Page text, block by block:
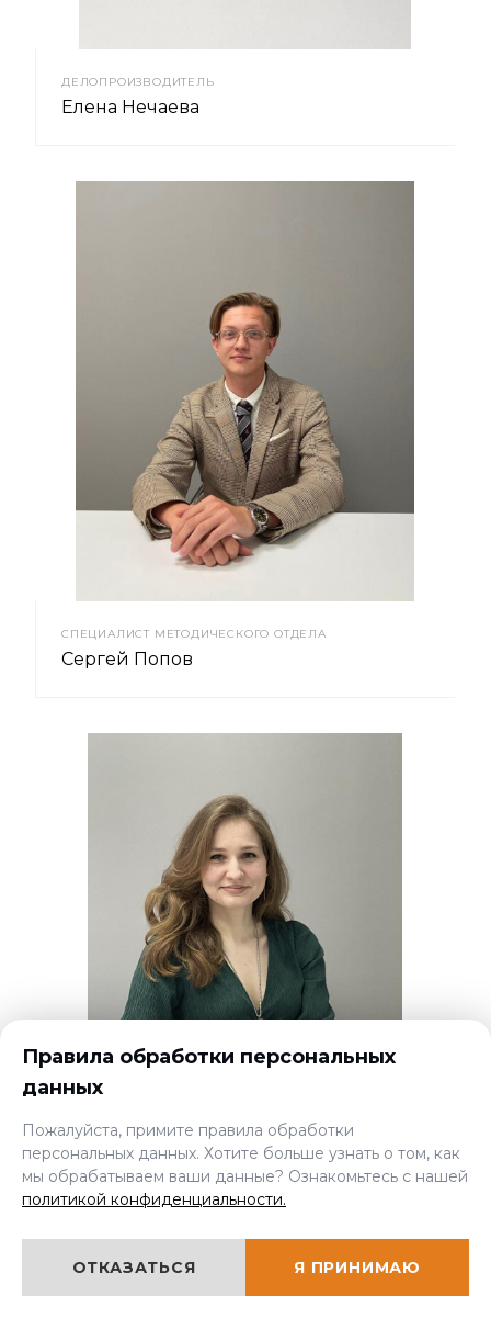
ДЕЛОПРОИЗВОДИТЕЛЬ
Елена Нечаева
СПЕЦИАЛИСТ МЕТОДИЧЕСКОГО ОТДЕЛА
Сергей Попов
МЕНЕДЖЕР ПО ПРОДАЖАМ
Виктория Чеботарева
Правила обработки персональных
данных
Пожалуйста, примите правила обработки
персональных данных. Хотите больше узнать о том, как
мы обрабатываем ваши данные? Ознакомьтесь с нашей
политикой конфиденциальности.
ОТКАЗАТЬСЯ Я ПРИНИМАЮ